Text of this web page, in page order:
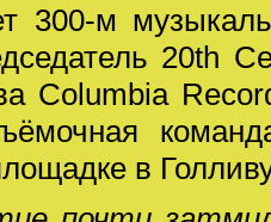
300-м
20th
Columbia
в